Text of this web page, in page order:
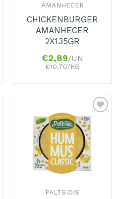
AMANHECER
CHICKENBURGER
AMANHECER
2X135GR
€2,89/UN
€10.70/KG
Adicionar
aos
Favoritos
PALTSIDIS